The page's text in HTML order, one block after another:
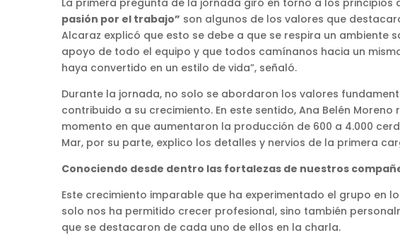
pasión por el trabajo” son algunos de los valores que
Alcaraz explicó que esto se debe a que se respira un ambiente
apoyo de todo el equipo y que todos camínanos hacia un
haya convertido en un estilo de vida”, señaló.
Durante la jornada, no solo se abordaron los valores
contribuido a su crecimiento. En este sentido, Ana Belén
momento en que aumentaron la producción de 600 a 4.000
Mar, por su parte, explico los detalles y nervios de la primera
Conociendo desde dentro las fortalezas de nuestros
Este crecimiento imparable que ha experimentado el grupo
solo nos ha permitido crecer profesional, sino también
que se destacaron de cada uno de ellos en la charla.